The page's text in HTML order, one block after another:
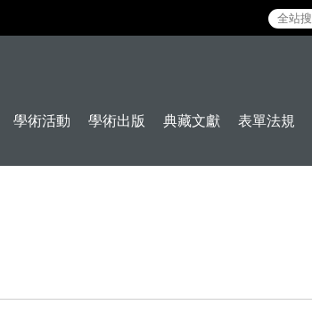
學術活動 學術出版 典藏文獻 表單法規